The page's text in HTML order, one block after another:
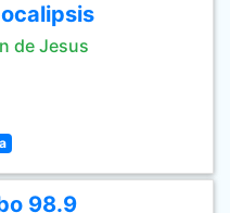
de Jesus
98.9